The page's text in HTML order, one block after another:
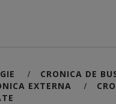
/ CRONICA DE
EXTERNA /